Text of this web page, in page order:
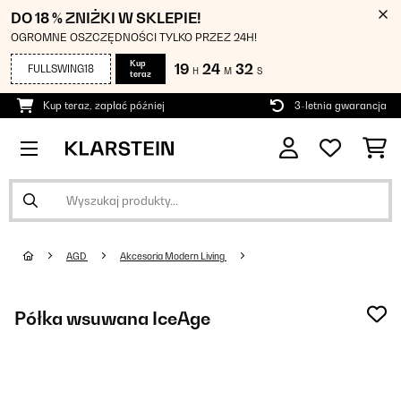
DO 18 % ZNIŻKI W SKLEPIE!
OGROMNE OSZCZĘDNOŚCI TYLKO PRZEZ 24H!
FULLSWING18
Kup
teraz
19 H 24 M 31 S
Kup teraz, zapłać później 3-letnia gwarancja
AGD Akcesoria Modern Living
Półka wsuwana IceAge